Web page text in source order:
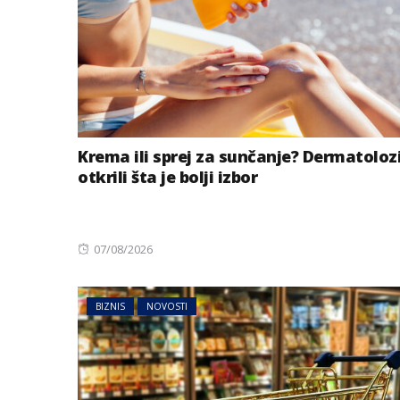
Krema ili sprej za sunčanje?
otkrili šta je bolji izbor
Posted
07/08/2026
BIZNIS NOVOSTI